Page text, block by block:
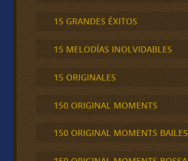
15 GRANDES ÉXITOS
15 MELODÍAS INOLVIDABLES
15 ORIGINALES
150 ORIGINAL MOMENTS
150 ORIGINAL MOMENTS